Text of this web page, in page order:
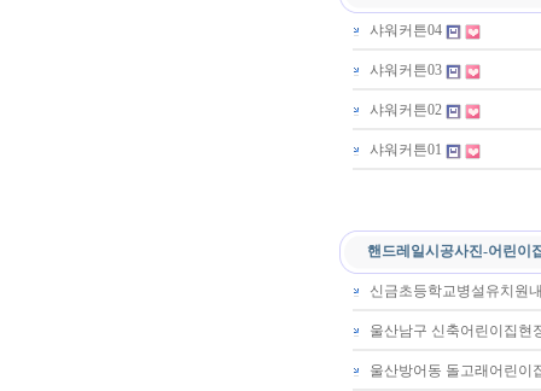
샤워커튼04
샤워커튼03
샤워커튼02
샤워커튼01
핸드레일시공사진-어린이
신금초등학교병설유치원
울산남구 신축어린이집
울산방어동 돌고래어린